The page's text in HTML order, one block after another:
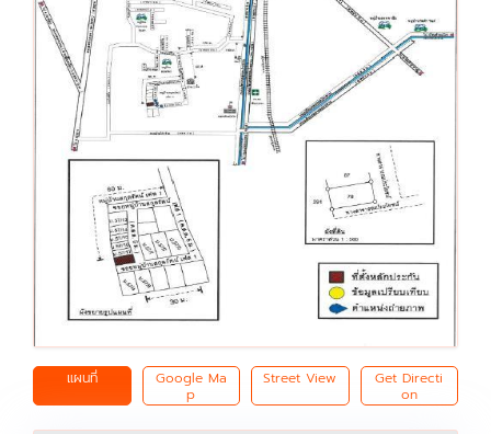
แผนที่
Google Ma
p
Street View
Get Directi
on